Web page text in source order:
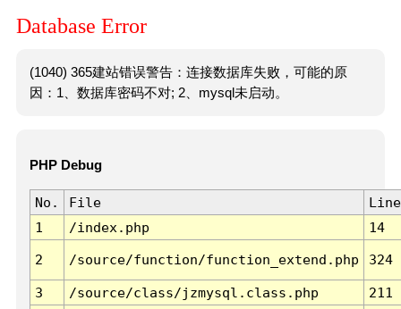
Database Error
(1040) 365建站错误警告：连接数据库失败，可能的原
因：1、数据库密码不对; 2、mysql未启动。
PHP Debug
No. File
Line
1
/index.php 14
2 /source/function/function_extend.php 324
3 /source/class/jzmysql.class.php
211